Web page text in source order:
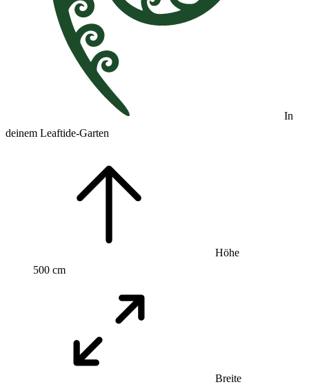
In
deinem Leaftide-Garten
Höhe
500 cm
Breite